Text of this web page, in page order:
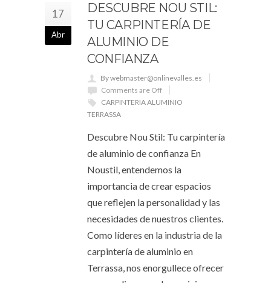
17
Abr
DESCUBRE NOU STIL:
TU CARPINTERÍA DE
ALUMINIO DE
CONFIANZA
By webmaster@onlinevalles.es
Comments are Off
CARPINTERIA ALUMINIO
TERRASSA
Descubre Nou Stil: Tu carpintería
de aluminio de confianza En
Noustil, entendemos la
importancia de crear espacios
que reflejen la personalidad y las
necesidades de nuestros clientes.
Como líderes en la industria de la
carpintería de aluminio en
Terrassa, nos enorgullece ofrecer